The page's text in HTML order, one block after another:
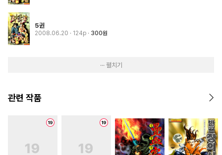
5권
2008.06.20 · 124p 300원
··· 펼치기
관련 작품